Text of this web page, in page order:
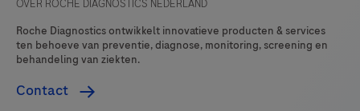
OVER ROCHE DIAGNOSTICS NEDERLAND
Roche Diagnostics ontwikkelt innovatieve producten & services
ten behoeve van preventie, diagnose, monitoring, screening en
behandeling van ziekten.
Contact